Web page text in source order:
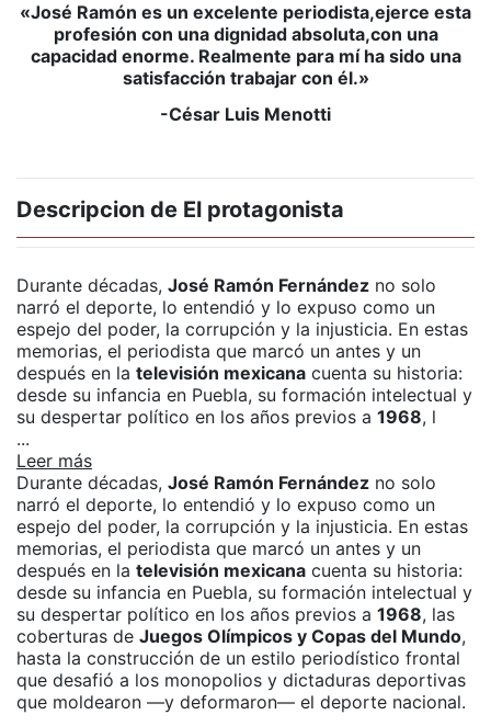
«José Ramón es un excelente periodista,ejerce esta
profesión con una dignidad absoluta,con una
capacidad enorme. Realmente para mí ha sido una
satisfacción trabajar con él.»
-César Luis Menotti
Descripcion de El protagonista
Durante décadas, José Ramón Fernández no solo
narró el deporte, lo entendió y lo expuso como un
espejo del poder, la corrupción y la injusticia. En estas
memorias, el periodista que marcó un antes y un
después en la televisión mexicana cuenta su historia:
desde su infancia en Puebla, su formación intelectual y
su despertar político en los años previos a 1968, l
...
Leer más
Durante décadas, José Ramón Fernández no solo
narró el deporte, lo entendió y lo expuso como un
espejo del poder, la corrupción y la injusticia. En estas
memorias, el periodista que marcó un antes y un
después en la televisión mexicana cuenta su historia:
desde su infancia en Puebla, su formación intelectual y
su despertar político en los años previos a 1968, las
coberturas de Juegos Olímpicos y Copas del Mundo,
hasta la construcción de un estilo periodístico frontal
que desafió a los monopolios y dictaduras deportivas
que moldearon —y deformaron— el deporte nacional.